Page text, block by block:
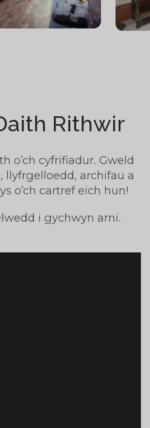
Rithwir
o’ch cyfrifiadur. Gweld
archifau a
o’ch cartref eich hun!
i gychwyn arni.